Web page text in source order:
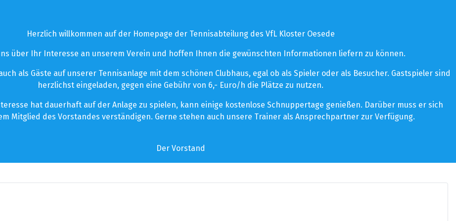
Herzlich willkommen auf der Homepage der Tennisabteilung des VfL Kloster Oesede
über Ihr Interesse an unserem Verein und hoffen Ihnen die gewünschten Informationen liefern zu können.
als Gäste auf unserer Tennisanlage mit dem schönen Clubhaus, egal ob als Spieler oder als Besucher. Gastspieler sind
herzlichst eingeladen, gegen eine Gebühr von 6,- Euro/h die Plätze zu nutzen.
hat dauerhaft auf der Anlage zu spielen, kann einige kostenlose Schnuppertage genießen. Darüber muss er sich
Mitglied des Vorstandes verständigen. Gerne stehen auch unsere Trainer als Ansprechpartner zur Verfügung.
Der Vorstand